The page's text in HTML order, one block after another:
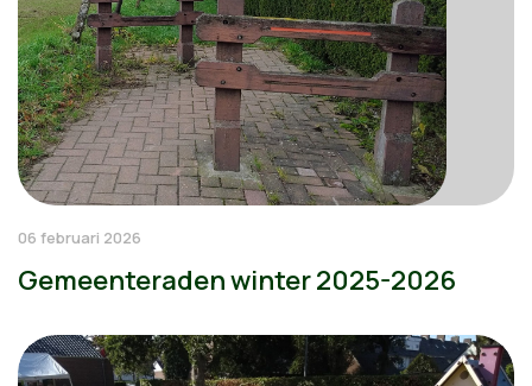
06 februari 2026
Gemeenteraden winter 2025-2026